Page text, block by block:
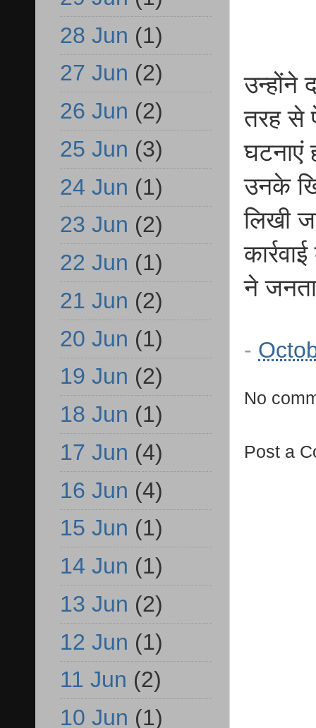
उन्होंने
तरह से
घटनाएं
उनके
लिखी
ने
-
No
Post a
28 Jun (1)
27 Jun (2)
26 Jun (2)
25 Jun (3)
24 Jun (1)
23 Jun (2)
22 Jun (1)
21 Jun (2)
20 Jun (1)
19 Jun (2)
18 Jun (1)
17 Jun (4)
16 Jun (4)
15 Jun (1)
14 Jun (1)
13 Jun (2)
12 Jun (1)
11 Jun (2)
10 Jun (1)